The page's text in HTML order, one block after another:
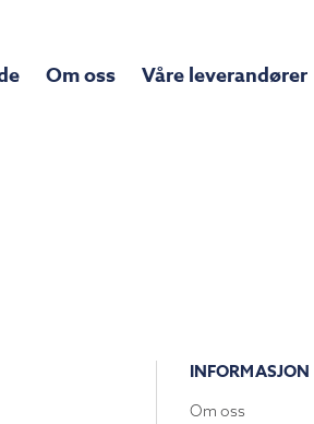
Om oss Våre leverandører
INFORMASJON
Om oss